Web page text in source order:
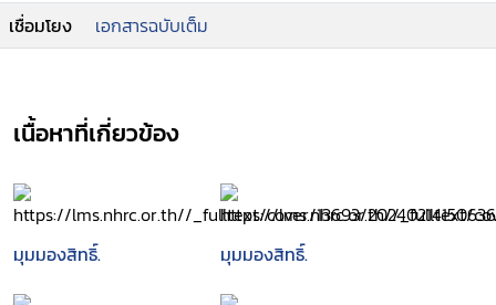
เชื่อมโยง เอกสารฉบับเต็ม
เนื้อหาที่เกี่ยวข้อง
มุมมองสิทธิ์. มุมมองสิทธิ์.